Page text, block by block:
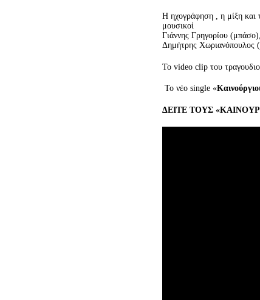
Η ηχογράφηση , η μίξη και
μουσικοί
Γιάννης Γρηγορίου
Δημήτρης Χωριανόπουλος
Το video clip του
Το νέο single «K
ΔΕΙΤΕ ΤΟΥΣ